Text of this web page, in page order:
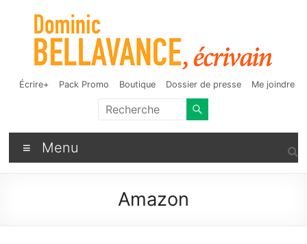
contenu
Dominic Bellavance,
écrivain
Auteur de fantasy, d'humour et d'autres bizarreries
Écrire+ Pack Promo Boutique Dossier de presse Me joindre
Menu
Amazon